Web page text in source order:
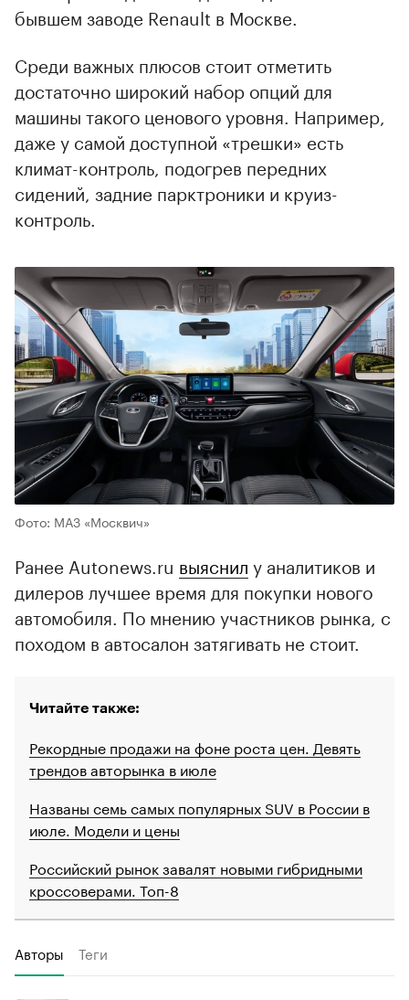
бывшем заводе Renault в Москве.
Среди важных плюсов стоит отметить
достаточно широкий набор опций для
машины такого ценового уровня. Например,
даже у самой доступной «трешки» есть
климат-контроль, подогрев передних
сидений, задние парктроники и круиз-
контроль.
Фото: МАЗ «Москвич»
Ранее Autonews.ru выяснил у аналитиков и
дилеров лучшее время для покупки нового
автомобиля. По мнению участников рынка, с
походом в автосалон затягивать не стоит.
Читайте также:
Рекордные продажи на фоне роста цен. Девять
трендов авторынка в июле
Названы семь самых популярных SUV в России в
июле. Модели и цены
Российский рынок завалят новыми гибридными
кроссоверами. Топ-8
Авторы Теги